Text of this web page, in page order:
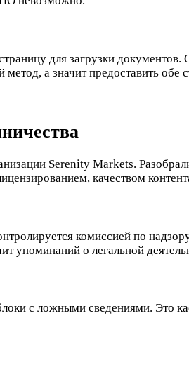
для загрузки
а значит предоставить обе
Serenity Markets.
качеством
комиссией по
упоминаний о легальной
с ложными сведениями. Это